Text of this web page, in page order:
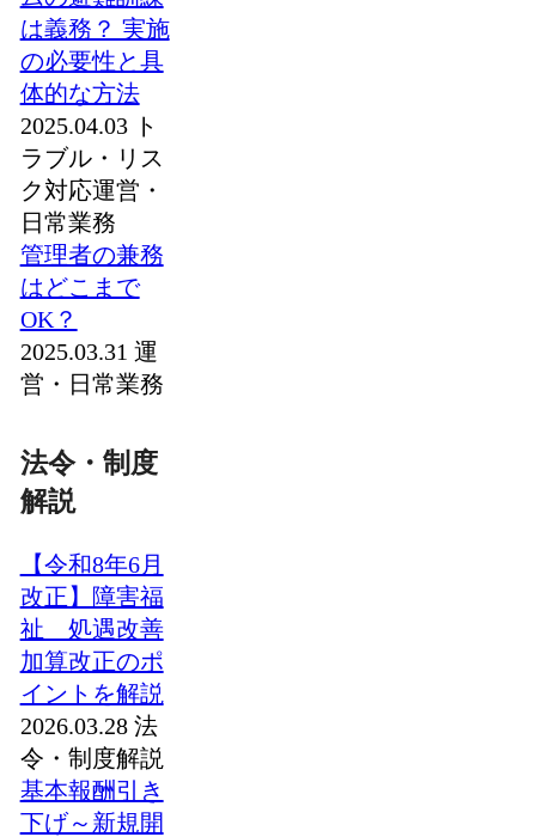
は義務？ 実施
の必要性と具
体的な方法
2025.04.03 ト
ラブル・リス
ク対応運営・
日常業務
管理者の兼務
はどこまで
OK？
2025.03.31 運
営・日常業務
法令・制度
解説
【令和8年6月
改正】障害福
祉 処遇改善
加算改正のポ
イントを解説
2026.03.28 法
令・制度解説
基本報酬引き
下げ～新規開